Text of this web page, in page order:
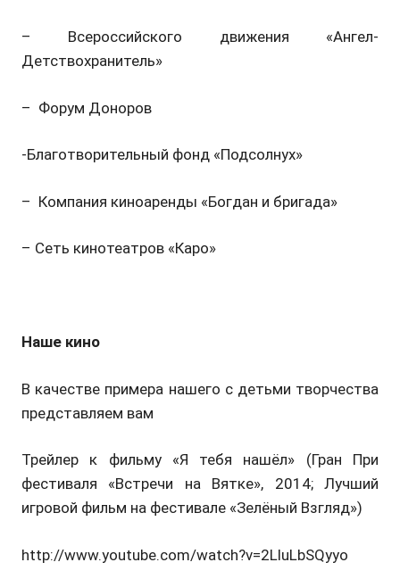
– Всероссийского движения «Ангел-
Детствохранитель»
– Форум Доноров
-Благотворительный фонд «Подсолнух»
– Компания киноаренды «Богдан и бригада»
– Сеть кинотеатров «Каро»
Наше кино
В качестве примера нашего с детьми творчества
представляем вам
Трейлер к фильму «Я тебя нашёл» (Гран При
фестиваля «Встречи на Вятке», 2014; Лучший
игровой фильм на фестивале «Зелёный Взгляд»)
http://www.youtube.com/watch?v=2LluLbSQyyo